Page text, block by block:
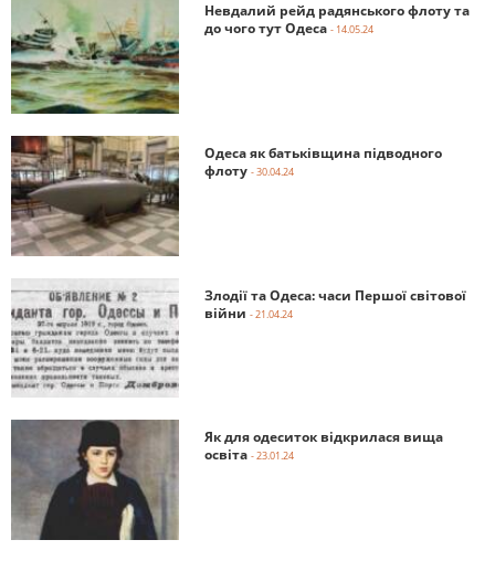
Невдалий рейд радянського флоту та
до чого тут Одеса - 14.05.24
Одеса як батьківщина підводного
флоту - 30.04.24
Злодії та Одеса: часи Першої світової
війни - 21.04.24
Як для одеситок відкрилася вища
освіта - 23.01.24